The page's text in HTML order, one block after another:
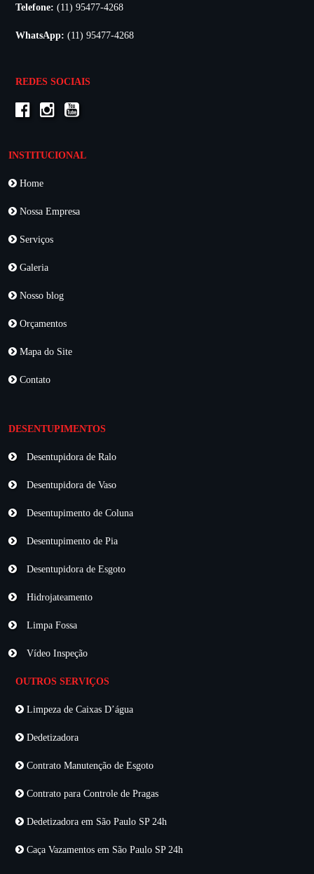
Telefone: (11) 95477-4268
WhatsApp: (11) 95477-4268
REDES SOCIAIS
INSTITUCIONAL
Home
Nossa Empresa
Serviços
Galeria
Nosso blog
Orçamentos
Mapa do Site
Contato
DESENTUPIMENTOS
Desentupidora de Ralo
Desentupidora de Vaso
Desentupimento de Coluna
Desentupimento de Pia
Desentupidora de Esgoto
Hidrojateamento
Limpa Fossa
Vídeo Inspeção
OUTROS SERVIÇOS
Limpeza de Caixas D’água
Dedetizadora
Contrato Manutenção de Esgoto
Contrato para Controle de Pragas
Dedetizadora em São Paulo SP 24h
Caça Vazamentos em São Paulo SP 24h